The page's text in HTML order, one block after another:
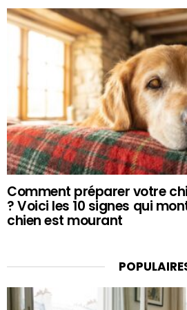
Comment préparer votre
? Voici les 10 signes qui
chien est mourant